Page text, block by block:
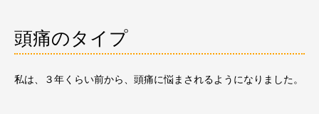
頭痛のタイプ
私は、３年くらい前から、頭痛に悩まされるようになりました。